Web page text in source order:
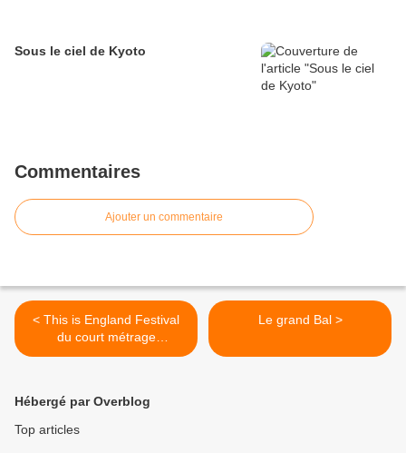
Sous le ciel de Kyoto
Commentaires
Ajouter un commentaire
< This is England Festival
du court métrage
britannique
Le grand Bal >
Hébergé par Overblog
Top articles